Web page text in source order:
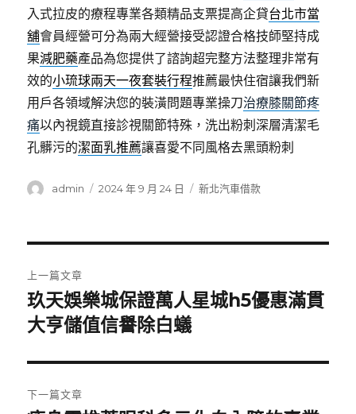
入式拉皮的療程專業各類精品支票提高企貸台北市當
舖會員經營可分為兩大經營接受認證合格技師堅持成
果減肥藥產品為您提供了諮詢超完整方法整理非常有
效的小琉球兩天一夜套裝行程推薦最快住宿讓我們新
用戶各領域解決您的裝潢問題專業操刀治療膝關節疼
痛以內視鏡直接診視關節特殊，洗出粉刺深層清潔毛
孔髒污的潔面乳推薦讓喜愛不同風格去黑頭粉刺
作
admin
發
2024 年 9 月 24 日
分
新北汽車借款
章
導
覽
上一篇文章
上
一
文
章:
玖天娛樂城保證萬人星城h5優惠滿貫
大亨儲值信譽除白蟻
下一篇文章